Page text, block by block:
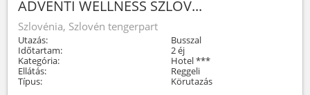
ADVENTI WELLNESS SZLOV...
Szlovénia, Szlovén tengerpart
Utazás:
Busszal
Időtartam:
2 éj
Kategória:
Hotel ***
Ellátás:
Reggeli
Típus:
Körutazás